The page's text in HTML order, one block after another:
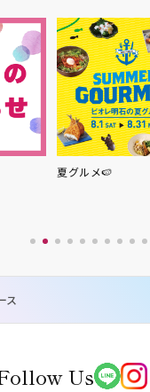
夏グルメ🍉
ス
Us